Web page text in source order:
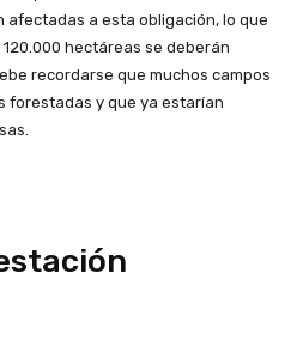
a esta obligación, lo que
hectáreas se deberán
recordarse que muchos campos
forestadas y que ya estarían